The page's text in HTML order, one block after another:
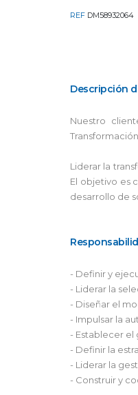
REF DM58932064
Descripción
Nuestro
Liderar la
El objetivo es
desarrollo de
- Definir y
- Liderar la
- Diseñar el
- Impulsar la
- Establecer el
- Definir la
- Liderar la
- Construir y